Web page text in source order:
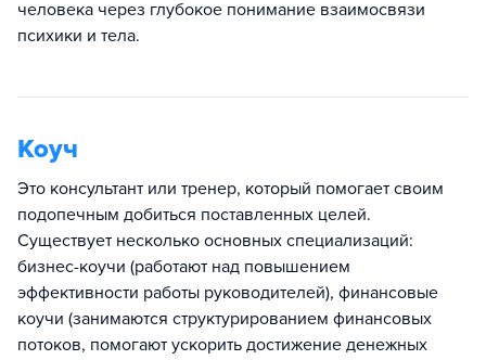
человека через глубокое понимание взаимосвязи
психики и тела.
Коуч
Это консультант или тренер, который помогает своим
подопечным добиться поставленных целей.
Существует несколько основных специализаций:
бизнес-коучи (работают над повышением
эффективности работы руководителей), финансовые
коучи (занимаются структурированием финансовых
потоков, помогают ускорить достижение денежных